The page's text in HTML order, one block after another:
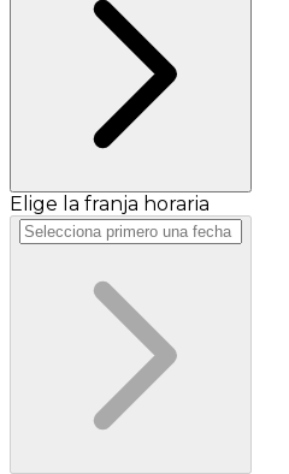
Elige la franja horaria